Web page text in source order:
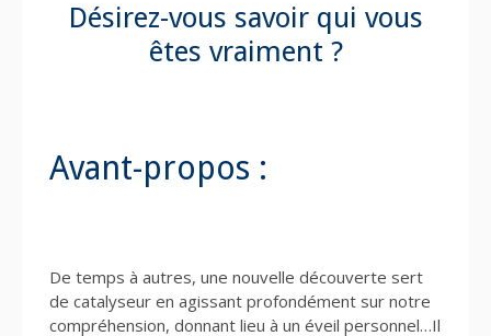
Désirez-vous savoir qui vous
êtes vraiment ?
Avant-propos :
De temps à autres, une nouvelle découverte sert
de catalyseur en agissant profondément sur notre
compréhension, donnant lieu à un éveil personnel…Il